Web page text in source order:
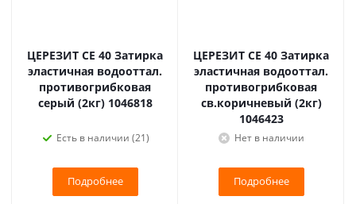
ЦЕРЕЗИТ CE 40 Затирка
эластичная водооттал.
противогрибковая
серый (2кг) 1046818
Есть в наличии (21)
Подробнее
ЦЕРЕЗИТ CE 40 Затирка
эластичная водооттал.
противогрибковая
св.коричневый (2кг)
1046423
Нет в наличии
Подробнее